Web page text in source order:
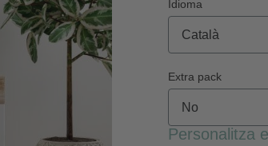
Idioma
Extra pack
Personalitza